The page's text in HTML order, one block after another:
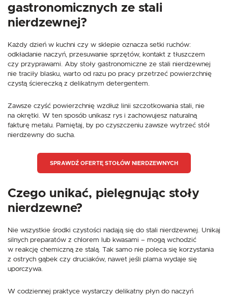
gastronomicznych ze stali
nierdzewnej?
Każdy dzień w kuchni czy w sklepie oznacza setki ruchów:
odkładanie naczyń, przesuwanie sprzętów, kontakt z tłuszczem
czy przyprawami. Aby stoły gastronomiczne ze stali nierdzewnej
nie traciły blasku, warto od razu po pracy przetrzeć powierzchnię
czystą ściereczką z delikatnym detergentem.
Zawsze czyść powierzchnię wzdłuż linii szczotkowania stali, nie
na okrętki. W ten sposób unikasz rys i zachowujesz naturalną
fakturę metalu. Pamiętaj, by po czyszczeniu zawsze wytrzeć stół
nierdzewny do sucha.
SPRAWDŹ OFERTĘ STOŁÓW NIERDZEWNYCH
Czego unikać, pielęgnując stoły
nierdzewne?
Nie wszystkie środki czystości nadają się do stali nierdzewnej. Unikaj
silnych preparatów z chlorem lub kwasami – mogą wchodzić
w reakcję chemiczną ze stalą. Tak samo nie poleca się korzystania
z ostrych gąbek czy druciaków, nawet jeśli plama wydaje się
uporczywa.
W codziennej praktyce wystarczy delikatny płyn do naczyń